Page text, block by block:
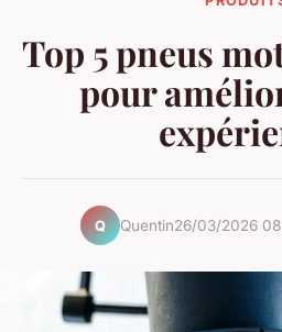
Top 5 pneus
pour
Q Quentin26/03/2026